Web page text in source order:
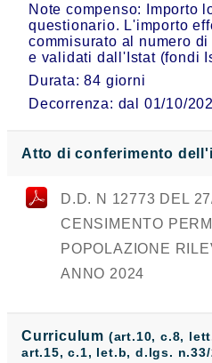
Note compenso: Importo
questionario. L'importo
commisurato al numero
e validati dall'Istat (fondi
Durata: 84 giorni
Decorrenza: dal 01/10/
Atto di conferimento
D.D. N 12773 DEL
CENSIMENTO
POPOLAZIONE
ANNO 2024
Curriculum (art.10, c.8,
art.15, c.1, let.b, d.lgs. n.33/